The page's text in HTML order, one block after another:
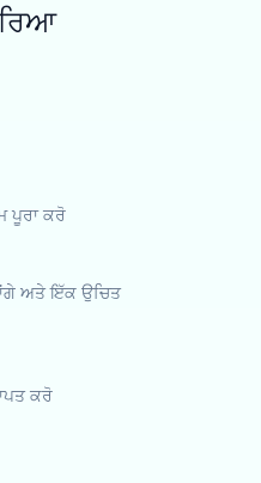
ਪੂਰਾ ਕਰੋ
ਅਤੇ ਇੱਕ ਉਚਿਤ
ਕਰੋ